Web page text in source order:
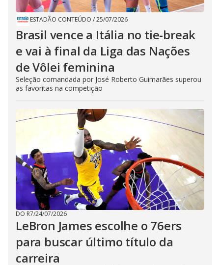
ESTADÃO CONTEÚDO /25/07/2026
Brasil vence a Itália no tie-break
e vai à final da Liga das Nações
de Vôlei feminina
Seleção comandada por José Roberto Guimarães superou
as favoritas na competição
DO R7/24/07/2026
LeBron James escolhe o 76ers
para buscar último título da
carreira